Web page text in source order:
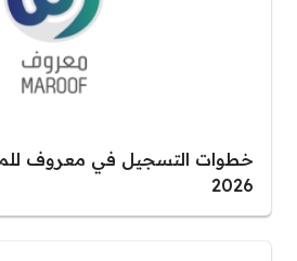
خطوات التسجيل في معروف
2026